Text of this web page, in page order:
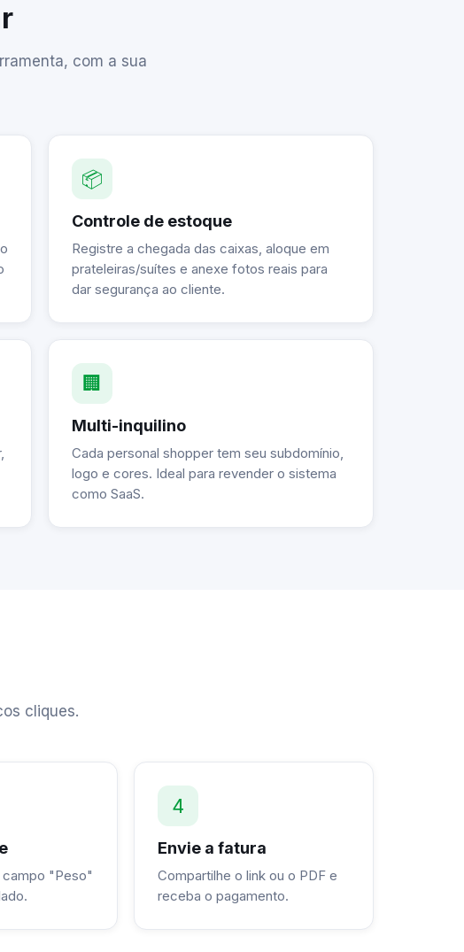
com a sua
📦
Controle de estoque
Registre a chegada das caixas, aloque em
prateleiras/suítes e anexe fotos reais para
dar segurança ao cliente.
🏢
Multi-inquilino
Cada personal shopper tem seu subdomínio,
logo e cores. Ideal para revender o sistema
como SaaS.
cliques.
campo "Peso"
4
Envie a fatura
Compartilhe o link ou o PDF e
receba o pagamento.